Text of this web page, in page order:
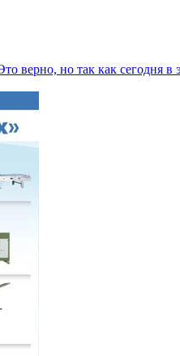
верно, но так как сегодня в